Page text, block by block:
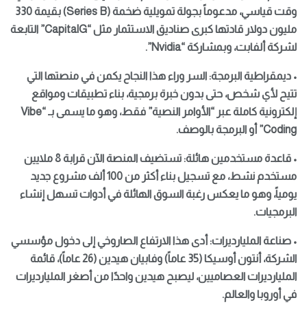
وقت قياسي، مدعوماً بجولة تمويلية ضخمة (Series B) بقيمة 330
مليون دولار قادتها كبرى صناديق الاستثمار مثل “CapitalG” التابعة
لشركة ألفابت، وبمشاركة “Nvidia”.
• ديمقراطية البرمجة: السر وراء هذا النجاح يكمن في منصتها التي
تتيح لأي شخص، حتى بدون خبرة برمجية، بناء تطبيقات ومواقع
إلكترونية كاملة عبر “الأوامر النصية” فقط، وهو ما يسمى بـ “Vibe
Coding” أو البرمجة بالوصف.
• قاعدة مستخدمين هائلة: تستضيف المنصة الآن قرابة 8 ملايين
مستخدم نشط، مع تسجيل بناء أكثر من 100 ألف مشروع جديد
يومياً، وهو ما يعكس رغبة السوق الهائلة في أدوات تسهل إنشاء
البرمجيات.
• صناعة المليارديرات: أدى هذا الارتفاع الصاروخي إلى دخول مؤسسي
الشركة، أنتون أوسيكا (35 عاماً) وفابيان هيدين (26 عاماً)، قائمة
المليارديرات العصاميين، ليصبح هيدين واحدًا من أصغر المليارديرات
في أوروبا والعالم.